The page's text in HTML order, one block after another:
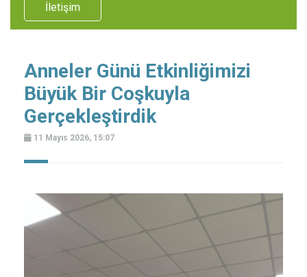
İletişim
Anneler Günü Etkinliğimizi
Büyük Bir Coşkuyla
Gerçekleştirdik
11 Mayıs 2026, 15:07